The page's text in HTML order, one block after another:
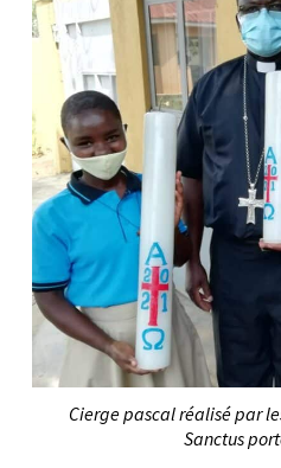
Cierge pascal réalisé par
Sanctus